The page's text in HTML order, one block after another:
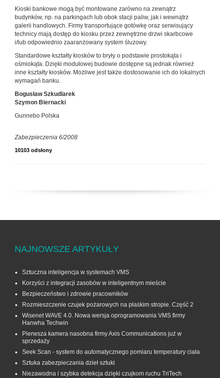
Kioski bankowe mogą być montowane zarówno na zewnątrz
budynków, np. na parkingach lub obok stacji paliw, jak i wewnątrz
galerii handlowych. Firmy transportujące gotówkę oraz serwisujący
technicy mają dostęp do kiosku przez zewnętrzne drzwi skarbcowe
i/lub odpowiednio zaaranżowany system śluzowy.
Standardowe kształty kiosków to bryły o podstawie prostokąta i
ośmiokąta. Dzięki modułowej budowie dostępne są jednak również
inne kształty kiosków. Możliwe jest także dostosowanie ich do lokalnych
wymagań banku.
Bogusław Szkudlarek
Szymon Biernacki
Gunnebo Polska
Zabezpieczenia 6/2008
10103 odsłony
NAJNOWSZE ARTYKUŁY
Sztuczna inteligencja w systemach VMS
Korzyści z integracji zasobów w inteligentnym mieście
Bezpieczeństwo i zdrowie pracowników
Rozmieszczenie czujek pożarowych na płaskim stropie. Część 2
Wisenet WAVE 4.0. Nowa wersja oprogramowania VMS firmy
Hanwha Techwin
Pierwsza kamera nasobna firmy Axis Communications już w
sprzedaży
Seek Scan - system do automatycznego pomiaru temperatury ciała
Sztuka zabezpieczania dzieł sztuki
Niezawodna i szybka detekcja dzięki czujkom ruchu TriTech